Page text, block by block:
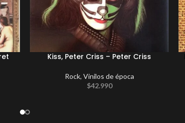
Kiss, Peter Criss – Peter Criss
Rock, Vinilos de época
$42.990